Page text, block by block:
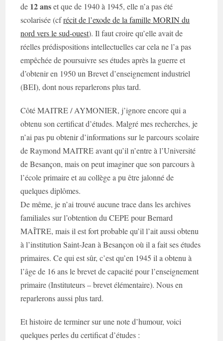
de 12 anset que de 1940 à 1945, elle n’a pas été
scolarisée (cfrécit de l’exode de la famille MORIN du
nord vers le sud-ouest). Il faut croire qu’elle avait de
réelles prédispositions intellectuelles car cela ne l’a pas
empêchée de poursuivre ses études après la guerre et
d’obtenir en 1950 un Brevet d’enseignement industriel
(BEI), dont nous reparlerons plus tard.
Côté MAITRE / AYMONIER, j’ignore encore qui a
obtenu son certificat d’études. Malgré mes recherches, je
n’ai pas pu obtenir d’informations sur le parcours scolaire
de Raymond MAITRE avant qu’il n’entre à l’Université
de Besançon, mais on peut imaginer que son parcours à
l’école primaire et au collège a pu être jalonné de
quelques diplômes.
De même, je n’ai trouvé aucune trace dans les archives
familiales sur l’obtention du CEPE pour Bernard
MAÎTRE, mais il est fort probable qu’il l’ait aussi obtenu
à l’institution Saint-Jean à Besançon où il a fait ses études
primaires. Ce qui est sûr, c’est qu’en 1945 il a obtenu à
l’âge de 16 ans le brevet de capacité pour l’enseignement
primaire (Instituteurs – brevet élémentaire). Nous en
reparlerons aussi plus tard.
Et histoire de terminer sur une note d’humour, voici
quelques perles du certificat d’études :